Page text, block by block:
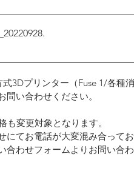
.
3Dプリンター（Fuse 1/各種
い合わせください。
変更対象となります。
てお電話が大変混み合って
わせフォームよりお問い合わ